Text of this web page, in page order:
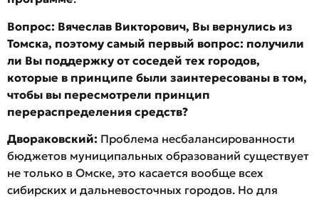
Вопрос: Вячеслав Викторович, Вы вернулись из
Томска, поэтому самый первый вопрос: получили
ли Вы поддержку от соседей тех городов,
которые в принципе были заинтересованы в том,
чтобы вы пересмотрели принцип
перераспределения средств?
Двораковский: Проблема несбалансированности
бюджетов муниципальных образований существует
не только в Омске, это касается вообще всех
сибирских и дальневосточных городов. Но для